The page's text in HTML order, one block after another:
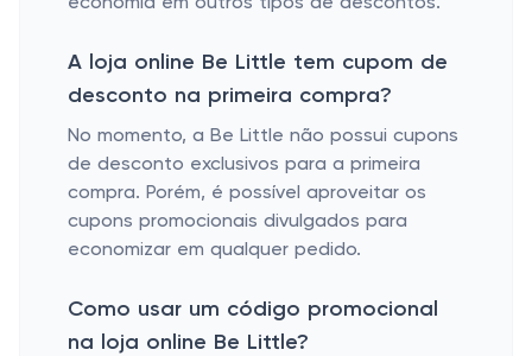
A loja online Be Little tem cupom de
desconto na primeira compra?
No momento, a Be Little não possui cupons
de desconto exclusivos para a primeira
compra. Porém, é possível aproveitar os
cupons promocionais divulgados para
economizar em qualquer pedido.
Como usar um código promocional
na loja online Be Little?